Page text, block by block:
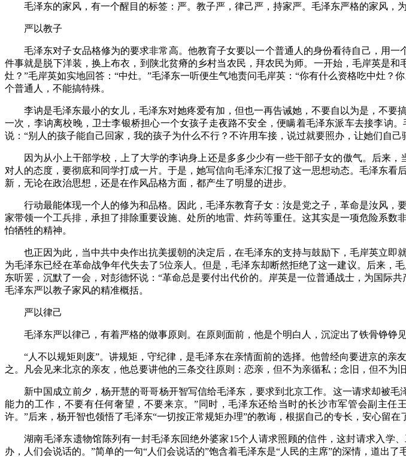
毛泽东的家风，有一个醒目的标签：严。教子严，律己严，持家严。毛泽东严格的家风，
严以教子
毛泽东对子女品格修为的要求非常高。他教育子女要以一个普通人的身份看待自己，用一
件事就是脱下洋装，换上布衣，到陕北贫瘠的乡村当农民，拜农民为师。一开始，毛岸英是
灶？”毛岸英如实地回答：“中灶。”毛泽东一听便生气地责问毛岸英：“你有什么资格吃中灶？
个普通人，不能搞特殊。
李讷是毛泽东最小的女儿，毛泽东对她疼爱有加，但也一再告诫她，不要自以为是，不
一次，李讷离校晚，卫士李银桥担心一个女孩子走夜路不安全，便瞒着毛泽东派车去接李讷
说：“别人的孩子能自己回家，我的孩子为什么不行？不许用车接，说过就要照办，让她们自己
因为从小上干部学校，上了大学的李讷身上还是多多少少有一些干部子女的傲气。后来，
对人的态度，要彻底和同学打成一片。于是，她写信向毛泽东汇报了这一思想动态。毛泽东
新，无论在政治思想，还是在作风品格方面，都产生了明显的进步。
行动最能体现一个人的修为和品格。因此，毛泽东教育子女：汝是党之子，革命是汝风
家带领一个工兵排，承担了排除重要设施、处所的地雷、炸药等重任。这其实是一项危险系
怕牺牲的精神。
也正因为此，当中共中央作出抗美援朝的决定后，在毛泽东的支持与鼓励下，毛岸英立
为毛泽东已经在革命战争年代失去了 5位亲人。但是，毛泽东却断然拒绝了这一建议。后来，
东听罢，沉默了一会，对彭德怀说：“革命总是要付出代价的。岸英是一位普通战士，为国际
毛泽东严以教子家风的精准概括。
严以律己
毛泽东严以律己，有着严格的做事原则。在原则面前，他是个明白人，沉淀出了铁骨铮铮见
“人不以规矩则废”。讲规矩，守纪律，是毛泽东在亲情面前的选择。他曾经向要进京的
之。凡会见来北京的亲友，他总要讲他的三条交往原则：恋亲，但不为亲循私；念旧，但不为
新中国成立前夕，杨开慧的哥哥杨开智写信给毛泽东，要求到北京工作。这一请求却被毛
能力的工作，不要有任何奢望，不要来京。”同时，毛泽东还给当时的长沙市军管会副主
许。”后来，杨开智也领悟了毛泽东“一切按正常规矩办理”的教诲，根据自己的专长，安心留在
湖南毛泽东遗物馆陈列有一封毛泽东回绝外婆家15个人请求照顾的信件，这封请求入学
办，人们会说话的。”简单的一句“人们会说话的”饱含着毛泽东是“人民的主席”的深情，道出了